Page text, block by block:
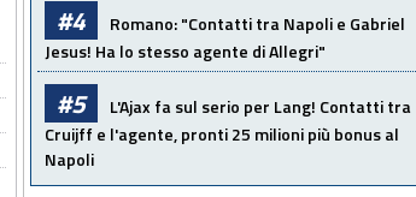
#4
Romano: "Contatti tra Napoli e Gabriel
Jesus! Ha lo stesso agente di Allegri"
#5
L'Ajax fa sul serio per Lang! Contatti tra
Cruijff e l'agente, pronti 25 milioni più bonus al
Napoli